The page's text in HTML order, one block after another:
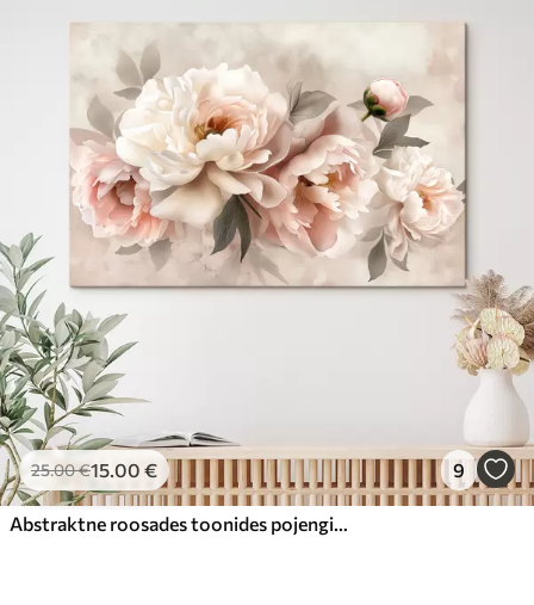
25.00€15.00 € 9
Abstraktne roosades toonides pojengide kimp